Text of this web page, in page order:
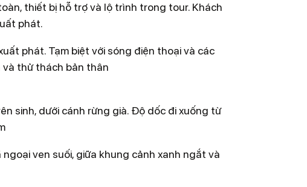
găng tay, harnesses/ dây đai, các bộ dụng
hiểm nằm ở khu dự trữ Thiên nhiên Động
hệ thống động thực vật đa dạng của núi
an toàn được đặt lên hàng đầu. Nhưng bên
trãi nghiệm khó quên cũng là một tiêu chí
và các ngọn thác ngược dòng.
ở Quảng Bình.
thiết bị hỗ trợ và lộ trình trong tour. Khách
phát.
phát. Tạm biệt với sóng điện thoại và các
và thử thách bản thân
sinh, dưới cánh rừng già. Độ dốc đi xuống từ
ven suối, giữa khung cảnh xanh ngắt và